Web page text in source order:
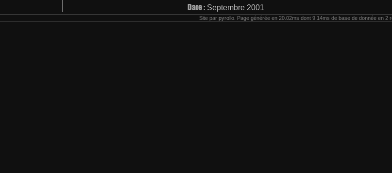
Date : Septembre 2001
Site par pyrollo . Page générée en 20.02ms dont 9.14ms de base de donnée en 2